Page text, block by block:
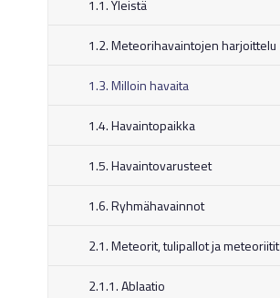
1.1. Yleistä
1.2. Meteorihavaintojen harjoittelu
1.3. Milloin havaita
1.4. Havaintopaikka
1.5. Havaintovarusteet
1.6. Ryhmähavainnot
2.1. Meteorit, tulipallot ja meteoriitit
2.1.1. Ablaatio